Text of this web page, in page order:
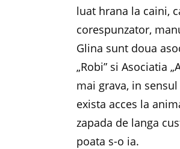
luat hrana la caini,
corespunzator,
Glina sunt doua
„Robi” si Asociatia
mai grava, in
exista acces la
zapada de langa
poata s-o ia.